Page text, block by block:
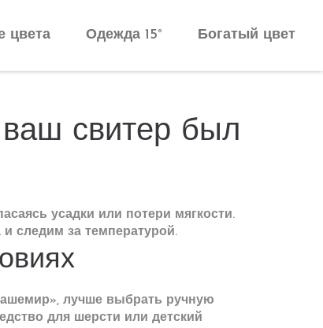
цвета Одежда 15° Богатый цвет
свитер был
усадки или потери мягкости.
следим за температурой.
лучше выбрать ручную
для шерсти или детский